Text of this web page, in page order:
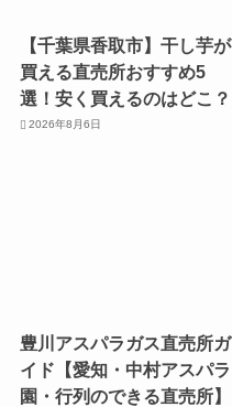
【千葉県香取市】干し芋が
買える直売所おすすめ5
選！安く買えるのはどこ？
2026年8月6日
豊川アスパラガス直売所ガ
イド【愛知・中村アスパラ
園・行列のできる直売所】